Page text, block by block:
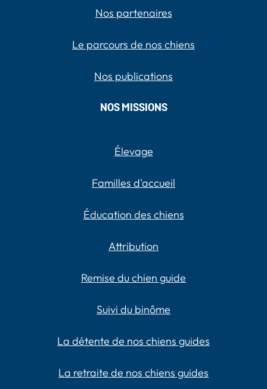
Nos partenaires
Le parcours de nos chiens
Nos publications
NOS MISSIONS
Élevage
Familles d'accueil
Éducation des chiens
Attribution
Remise du chien guide
Suivi du binôme
La détente de nos chiens guides
La retraite de nos chiens guides